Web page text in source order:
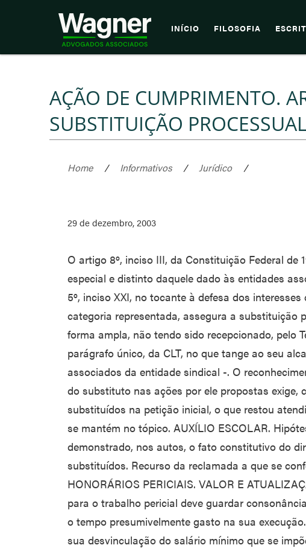
INÍCIO FILOSOFIA
AÇÃO DE CUMPRIMENTO.
SUBSTITUIÇÃO
Home / Informativos / Jurídico /
29 de dezembro, 2003
O artigo 8º, inciso III, da Constituição Federal de
especial e distinto daquele dado às entidades
5º, inciso XXI, no tocante à defesa dos
categoria representada, assegura a substituição
forma ampla, não tendo sido recepcionado, pelo
parágrafo único, da CLT, no que tange ao seu
associados da entidade sindical -. O
do substituto nas ações por ele propostas exige,
substituídos na petição inicial, o que restou
se mantém no tópico. AUXÍLIO ESCOLAR.
demonstrado, nos autos, o fato constitutivo do
substituídos. Recurso da reclamada a que se
HONORÁRIOS PERICIAIS. VALOR E
para o trabalho pericial deve guardar
o tempo presumivelmente gasto na sua
sua desvinculação do salário mínimo que se